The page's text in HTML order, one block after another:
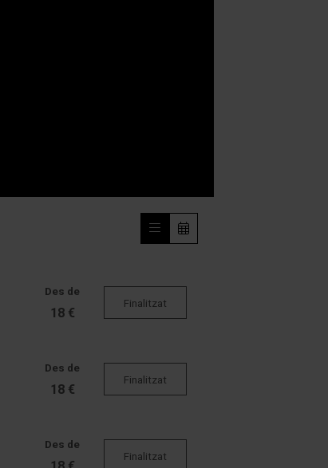
Des de
18 €
Finalitzat
Des de
18 €
Finalitzat
Des de
Finalitzat